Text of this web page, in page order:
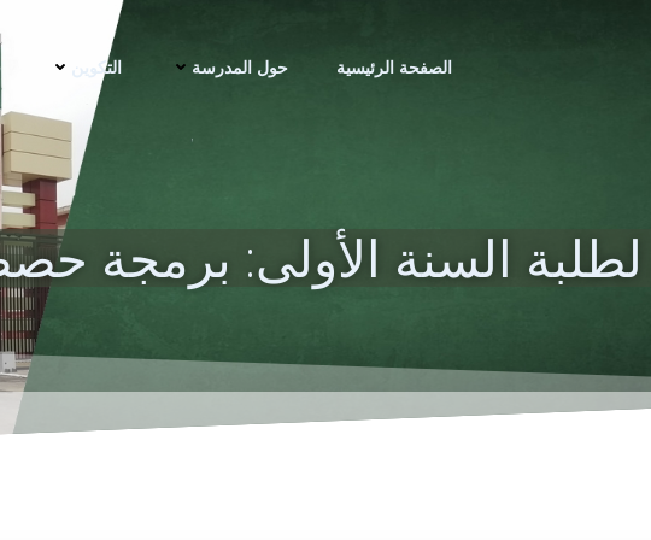
الصفحة الرئيسية حول المدرسة التكوين
لطلبة السنة الأولى: برمجة